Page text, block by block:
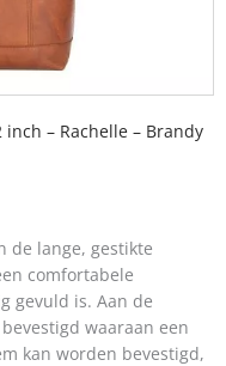
– Rachelle – Brandy
de lange, gestikte
comfortabele
gevuld is. Aan de
waaraan een
kan worden bevestigd,